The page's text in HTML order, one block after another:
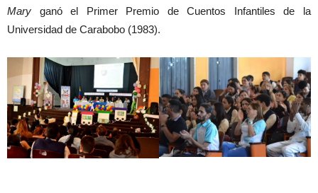
Mary ganó el Primer Premio de Cuentos Infantiles de la
Universidad de Carabobo (1983).